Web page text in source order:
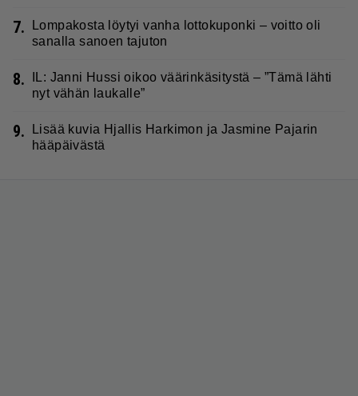
7.
Lompakosta löytyi vanha lottokuponki – voitto oli
sanalla sanoen tajuton
8.
IL: Janni Hussi oikoo väärinkäsitystä – ”Tämä lähti
nyt vähän laukalle”
9.
Lisää kuvia Hjallis Harkimon ja Jasmine Pajarin
hääpäivästä